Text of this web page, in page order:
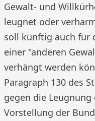
Gewalt- und
leugnet oder
soll künftig auch für
einer "anderen
verhängt werden
Paragraph 130 des
gegen die
Vorstellung der